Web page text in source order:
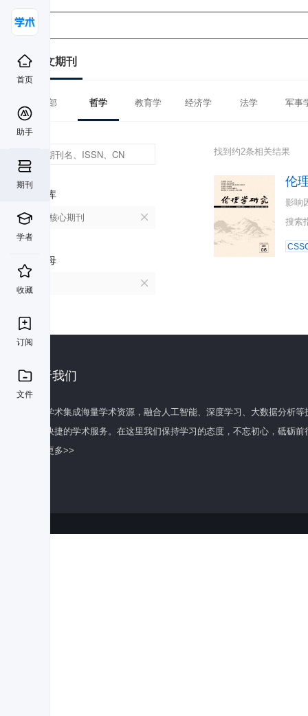
首页
助手
期刊
学者
收藏
订阅
文件
中文期刊
全部 哲学 教育学 经济学 法学 军事
数据库
北大核心期刊
首字母
找到约2条相关结果
伦
影响
搜索
关于我们
百度学术集成海量学术资源，融合人工智能、深度学习、大数据分析
全面快捷的学术服务。在这里我们保持学习的态度，不忘初心，砥砺前
了解更多>>